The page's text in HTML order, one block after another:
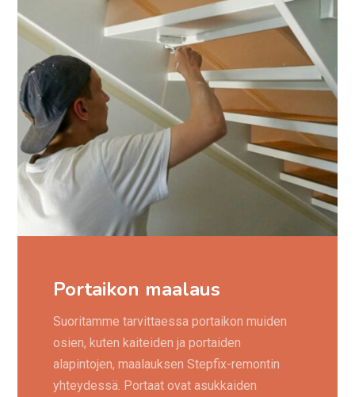
Portaikon maalaus
Suoritamme tarvittaessa portaikon muiden
osien, kuten kaiteiden ja portaiden
alapintojen, maalauksen Stepfix-remontin
yhteydessä. Portaat ovat asukkaiden